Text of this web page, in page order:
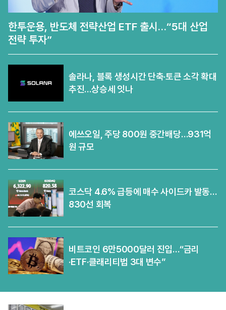
한투운용, 반도체 전략산업 ETF 출시…“5대 산업
전략 투자”
솔라나, 블록 생성시간 단축·토큰 소각 확대
추진…상승세 잇나
에쓰오일, 주당 800원 중간배당…931억
원 규모
코스닥 4.6% 급등에 매수 사이드카 발동…
830선 회복
비트코인 6만5000달러 진입…“금리
·ETF·클래리티법 3대 변수”